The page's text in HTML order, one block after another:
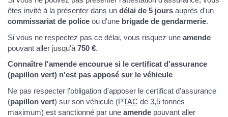
êtes invité à la présenter dans un délai de 5 jours auprès d'un
commissariat de police ou d'une brigade de gendarmerie.
Si vous ne respectez pas ce délai, vous risquez une amende
pouvant aller jusqu'à 750 €.
Connaître l'amende encourue si le certificat d'assurance
(papillon vert) n'est pas apposé sur le véhicule
Ne pas respecter l'obligation d'apposer le certificat d'assurance
(papillon vert) sur son véhicule (PTAC de 3,5 tonnes
maximum) est sanctionné par une amende pouvant aller